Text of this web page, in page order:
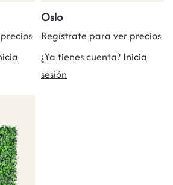
Oslo
Regístrate para ver precios
¿Ya tienes cuenta? Inicia
sesión